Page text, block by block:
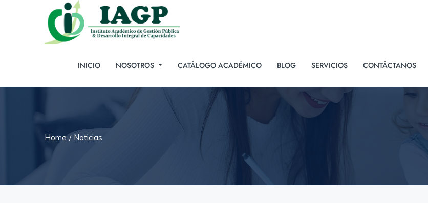
INICIO NOSOTROS CATÁLOGO ACADÉMICO BLOG SERVICIOS CONTÁCTANOS
Home Noticias